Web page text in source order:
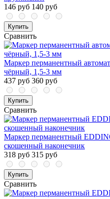
146 руб 140 руб
Купить
Сравнить
Маркер перманентный
чёрный, 1,5-3 мм
437 руб 360 руб
Купить
Сравнить
Маркер перманентный
скошенный наконечник
318 руб 315 руб
Купить
Сравнить